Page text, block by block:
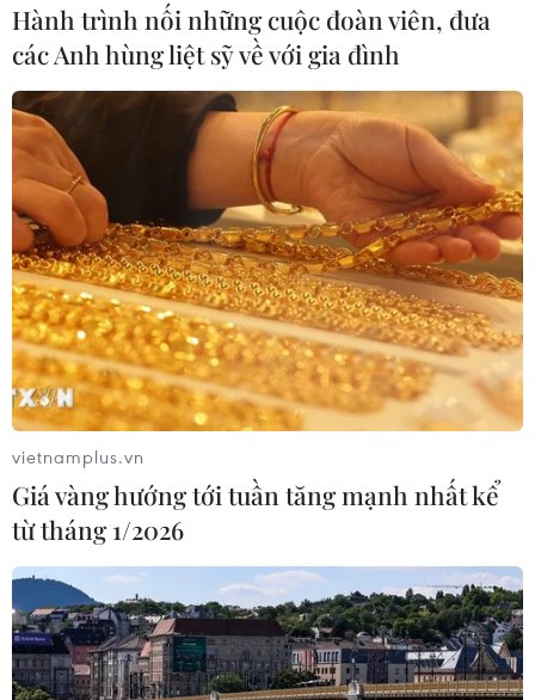
Hành trình nối những cuộc đoàn viên, đưa
các Anh hùng liệt sỹ về với gia đình
vietnamplus.vn
Giá vàng hướng tới tuần tăng mạnh nhất kể
từ tháng 1/2026